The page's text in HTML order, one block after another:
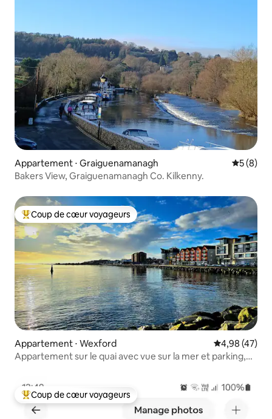
Appartement ⋅ Graiguenamanagh
5 (8)
Bakers View, Graiguenamanagh Co. Kilkenny.
Coups de cœur voyageurs les plus appréciés
Coup de cœur voyageurs
Appartement ⋅ Wexford Évaluation
4,98 (47)
Appartement sur le quai avec vue sur la mer et parking,
Coups de cœur voyageurs les plus appréciés
Coup de cœur voyageurs